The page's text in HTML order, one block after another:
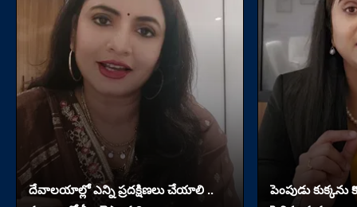
దేవాలయాల్లో ఎన్ని ప్రదక్షిణలు చేయాలి ..
పెంపుడు